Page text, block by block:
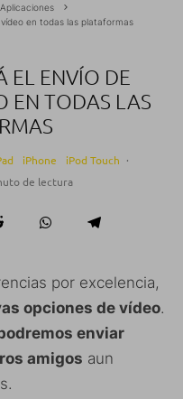
Aplicaciones
en todas las plataformas
EL ENVÍO DE
EN TODAS LAS
iPhone iPod Touch ·
de lectura
por excelencia,
opciones de vídeo.
enviar
amigos aun